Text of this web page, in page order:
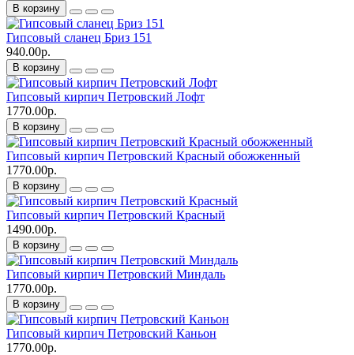
В корзину
Гипсовый сланец Бриз 151
940.00р.
В корзину
Гипсовый кирпич Петровский Лофт
1770.00р.
В корзину
Гипсовый кирпич Петровский Красный обожженный
1770.00р.
В корзину
Гипсовый кирпич Петровский Красный
1490.00р.
В корзину
Гипсовый кирпич Петровский Миндаль
1770.00р.
В корзину
Гипсовый кирпич Петровский Каньон
1770.00р.